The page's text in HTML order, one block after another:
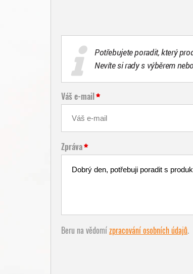
Potřebujete poradit, který
Nevíte si rady s výběrem
Váš e-mail
Zpráva
Beru na vědomízpracování osobních údajů.